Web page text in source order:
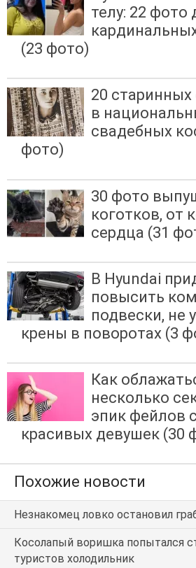
телу: 22 фото
(23 фото)
20
в
свадебных
фото)
30 фото
коготков, от
сердца (31
В Hyundai
повысить
подвески, не
крены в поворотах (3
Как
несколько
эпик фейлов
красивых девушек (30
Похожие новости
Незнакомец ловко остановил
Косолапый воришка попытался
туристов холодильник